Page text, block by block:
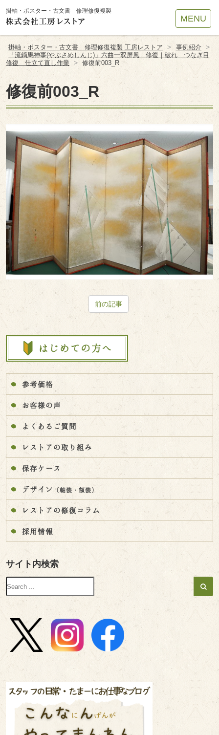
掛軸・ポスター・古文書 修理修復複製
MENU
掛軸・ポスター・古文書 修理修復複製 工房レストア > 事例紹介 >
「流鏑馬神事(やぶさめしんじ)」六曲一双屏風 修復｜破れ つなぎ目
修復 仕立て直し作業 > 修復前003_R
修復前003_R
前の記事
参考価格
お客様の声
よくあるご質問
レストアの取り組み
保存ケース
デザイン （軸装・額装）
レストアの修復コラム
採用情報
サイト内検索
Site
Footer